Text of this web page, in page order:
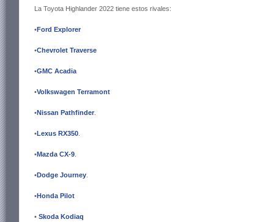
La Toyota Highlander 2022 tiene estos rivales:
•Ford Explorer
•Chevrolet Traverse
•GMC Acadia
•Volkswagen Terramont
•Nissan Pathfinder
•Lexus RX350
•Mazda CX-9
•Dodge Journey
•Honda Pilot
• Skoda Kodiaq